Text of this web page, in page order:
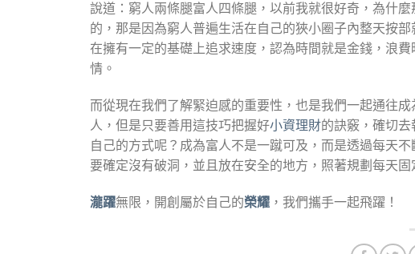
說道：窮人兩條腿富人四條腿，以前我就很好奇，為什
的，那是因為窮人普遍生活在自己的狹小圈子內整天按
在擁有一定的基礎上追求速度，認為時間就是金錢，浪
情。
而從現在我們了解緊迫感的重要性，也是我們一起通往
人，但是只要善用這技巧把握好小資理財的訣竅，確切
自己的方式呢？成為富人不是一蹴可及，而是透過每天
要確定沒有破洞，並且放在安全的地方，照著規劃每天
瀧躍無限，開創屬於自己的榮耀 ，我們攜手一起飛躍！